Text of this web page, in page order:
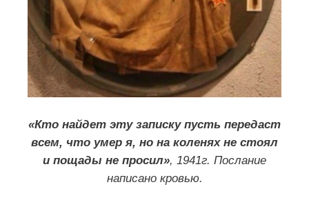
«Кто найдет эту записку пусть передаст
всем, что умер я, но на коленях не стоял
и пощады не просил», 1941г. Послание
написано кровью.